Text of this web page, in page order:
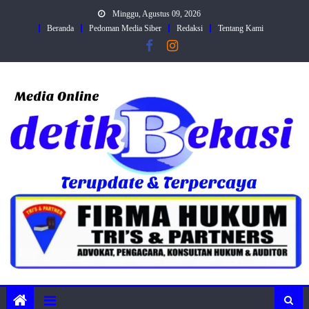
Minggu, Agustus 09, 2026
Beranda
Pedoman Media Siber Redaksi Tentang Kami